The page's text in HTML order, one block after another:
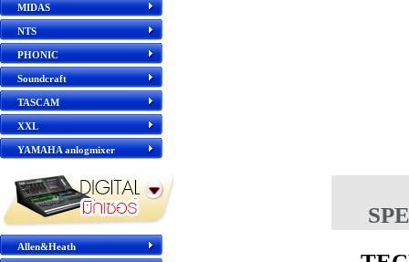
MIDAS
NTS
PHONIC
Soundcraft
TASCAM
XXL
YAMAHA anlogmixer
Allen&Heath